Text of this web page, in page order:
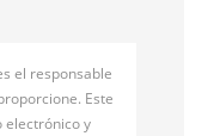
el responsable
Este
electrónico y